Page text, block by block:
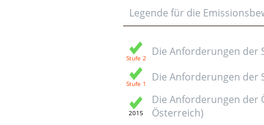
Legende für die
Die Anforderungen der
Die Anforderungen der
Die Anforderungen der
Österreich)